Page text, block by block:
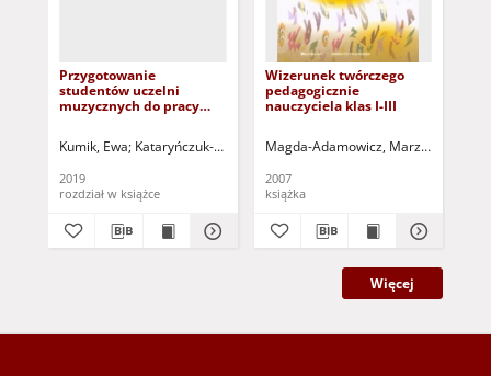
Przygotowanie
studentów uczelni
muzycznych do pracy
Preparation of music
pedagogical and artistic
work
Kumik, Ewa Kataryńczuk-Mania, Lidia - red. nauk. Mania, Grzegorz -
2019
rozdział w książce
Wizerunek twórczego
pedagogicznie
nauczyciela klas I-III
Magda-Adamowicz, Marzenna
2007
książka
Więcej